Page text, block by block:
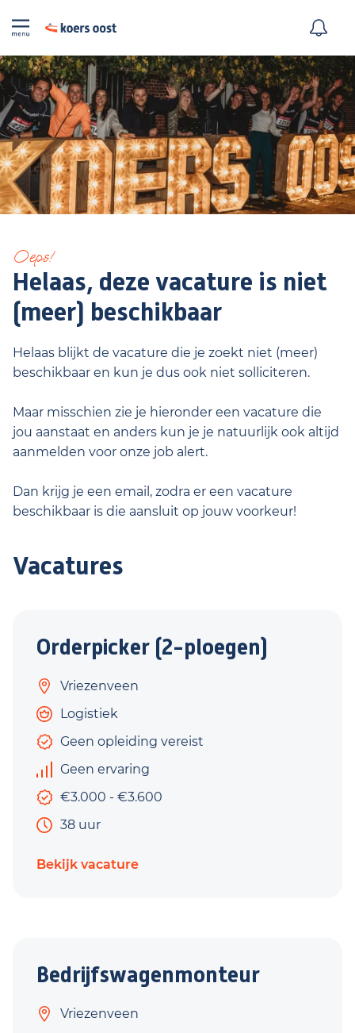
Oeps!
Helaas, deze vacature is niet
(meer) beschikbaar
Helaas blijkt de vacature die je zoekt niet (meer)
beschikbaar en kun je dus ook niet solliciteren.
Maar misschien zie je hieronder een vacature die
jou aanstaat en anders kun je je natuurlijk ook altijd
aanmelden voor onze job alert.
Dan krijg je een email, zodra er een vacature
beschikbaar is die aansluit op jouw voorkeur!
Vacatures
Orderpicker (2-ploegen)
Vriezenveen
Logistiek
Geen opleiding vereist
Geen ervaring
€3.000 - €3.600
38 uur
Bekijk vacature
Bedrijfswagenmonteur
Vriezenveen